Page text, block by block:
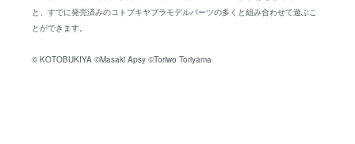
と、すでに発売済みのコトブキヤプラモデルパーツの多くと組み合わせて遊ぶこ
とができます。
© KOTOBUKIYA ©Masaki Apsy ©Toriwo Toriyama